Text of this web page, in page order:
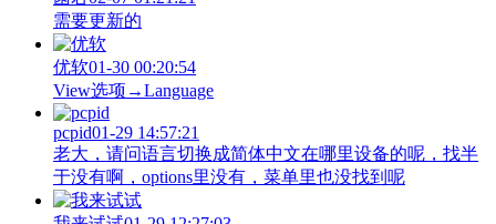
需要更新的
优软01-30 00:20:54
View‌选项→Language
pcpid01-29 14:57:21
老大，请问语言切换成简体中文在哪里设备的呢，找半
于没有啊，options里没有，菜单里也没找到呢